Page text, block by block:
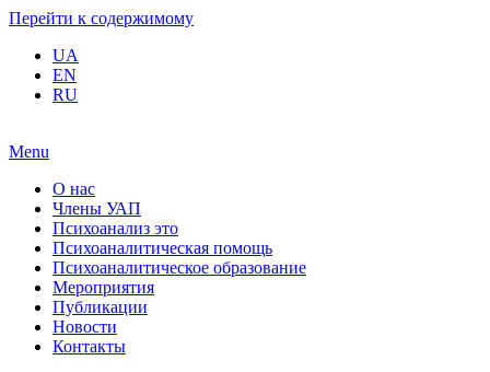
Перейти к содержимому
UA
EN
RU
Menu
О нас
Члены УАП
Психоанализ это
Психоаналитическая помощь
Психоаналитическое образование
Мероприятия
Публикации
Новости
Контакты